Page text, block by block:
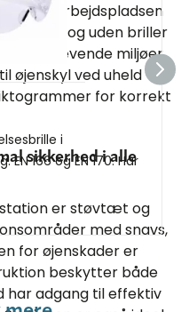
på arbejdspladsen
med og uden briller
til krævende miljøer
øjenskyl ved uheld
for korrekt
sikkerhed i alle
er støvtæt og
med snavs,
for øjenskader er
beskytter både
har adgang til effektiv
i
166 og EN 170. Har